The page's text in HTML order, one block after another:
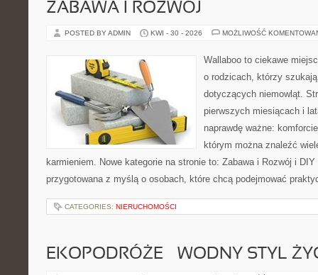
ZABAWA I ROZWÓJ
POSTED BY ADMIN KWI - 30 - 2026 MOŻLIWOŚĆ
Wallaboo to ciekawe
o rodzicach, którzy
dotyczących niemowląt.
pierwszych miesiącach i
naprawdę ważne:
którym można znaleźć
karmieniem. Nowe kategorie na stronie to: Zabawa i Rozwój i
przygotowana z myślą o osobach, które chcą podejmować
CATEGORIES: NIERUCHOMOŚCI
EKOPODRÓŻE – WODNY STYL